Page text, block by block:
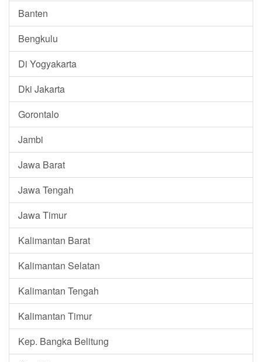
Banten
Bengkulu
Di Yogyakarta
Dki Jakarta
Gorontalo
Jambi
Jawa Barat
Jawa Tengah
Jawa Timur
Kalimantan Barat
Kalimantan Selatan
Kalimantan Tengah
Kalimantan Timur
Kep. Bangka Belitung